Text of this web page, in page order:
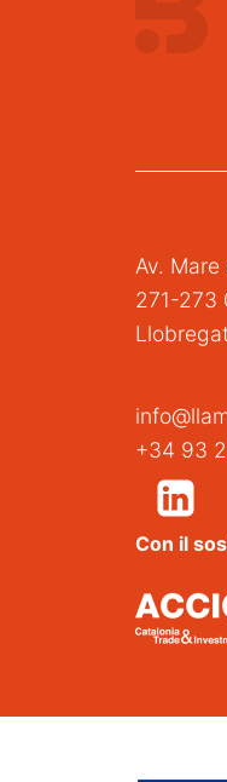
Av.
271-273
+34 93
Con il